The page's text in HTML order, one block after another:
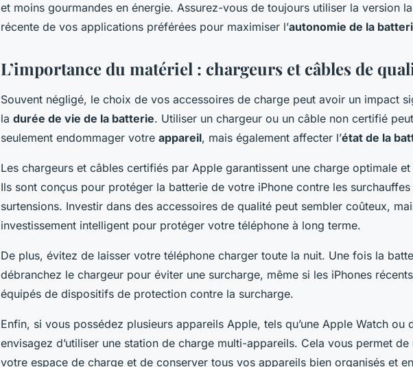
et moins gourmandes en énergie. Assurez-vous de toujours utiliser la version
récente de vos applications préférées pour maximiser l’autonomie de la
L’importance du matériel : chargeurs et câbles de
Souvent négligé, le choix de vos accessoires de charge peut avoir un impact
la durée de vie de la batterie. Utiliser un chargeur ou un câble non certifié
seulement endommager votre appareil, mais également affecter l’état de la
Les chargeurs et câbles certifiés par Apple garantissent une charge optimale et
Ils sont conçus pour protéger la batterie de votre iPhone contre les surchauffes
surtensions. Investir dans des accessoires de qualité peut sembler coûteux,
investissement intelligent pour protéger votre téléphone à long terme.
De plus, évitez de laisser votre téléphone charger toute la nuit. Une fois la
débranchez le chargeur pour éviter une surcharge, même si les iPhones
équipés de dispositifs de protection contre la surcharge.
Enfin, si vous possédez plusieurs appareils Apple, tels qu’une Apple Watch ou
envisagez d’utiliser une station de charge multi-appareils. Cela vous permet de
votre espace de charge et de conserver tous vos appareils bien organisés et